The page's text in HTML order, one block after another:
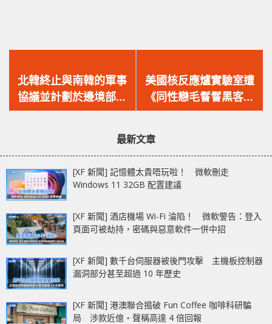
一
篇
文
北韓終止與南韓的軍事
協議並計劃於邊境部署
新武器！
一
篇
文
美國核反應爐實驗室遭
《同性戀毛鬙鬙黑客》
攻擊，要求實驗室製造
最新文章
[XF 新聞] 記憶體太貴唔玩啦！ 微軟刪走
Windows 11 32GB 配置建議
[XF 新聞] 酒店機場 Wi-Fi 淪陷！ 微軟警告：登入
頁面可被劫持，密碼與惡意軟件一併中招
[XF 新聞] 數千台伺服器被後門攻擊 主機板控制器
漏洞部分甚至超過 10 年歷史
[XF 新聞] 港澳聯合搗破 Fun Coffee 咖啡科研騙
局 涉款近億‧聲稱高達 4 倍回報